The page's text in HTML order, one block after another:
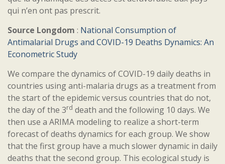
qui n’en ont pas prescrit.
Source Longdom : National Consumption of
Antimalarial Drugs and COVID-19 Deaths Dynamics: An
Econometric Study
We compare the dynamics of COVID-19 daily deaths in
countries using anti-malaria drugs as a treatment from
the start of the epidemic versus countries that do not,
the day of the 3rd death and the following 10 days. We
then use a ARIMA modeling to realize a short-term
forecast of deaths dynamics for each group. We show
that the first group have a much slower dynamic in daily
deaths that the second group. This ecological study is